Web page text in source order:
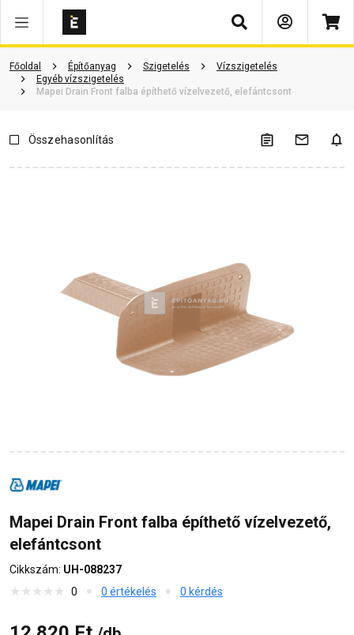
Keresés
Főoldal Építőanyag Szigetelés
Vízszigetelés
Egyéb vízszigetelés
Mapei Drain Front falba építhető vízelvezető, elefántcsont
Dokumentumok Kérdések és válaszok
Összehasonlítás
Mapei Drain Front falba építhető vízelvezető,
elefántcsont
Cikkszám: UH-088237
0
0 értékelés 0 kérdés